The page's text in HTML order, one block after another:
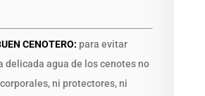
CENOTERO: para evitar
delicada agua de los cenotes no
ni protectores, ni